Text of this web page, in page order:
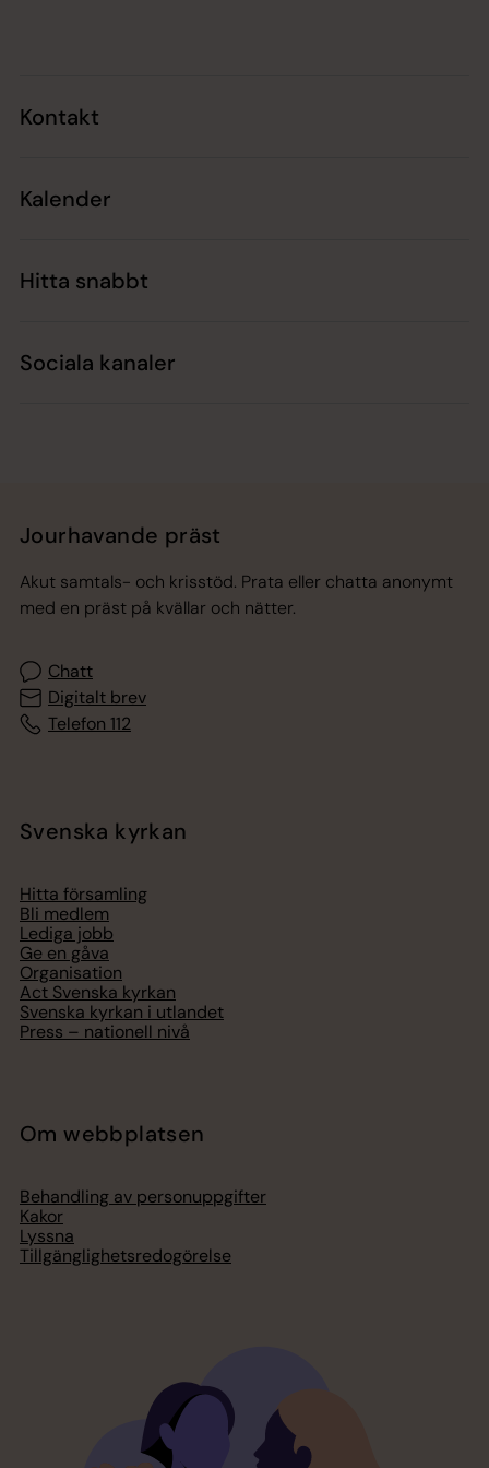
Kontakt
Kalender
Hitta snabbt
Sociala kanaler
Jourhavande präst
Akut samtals- och krisstöd. Prata eller chatta anonymt
med en präst på kvällar och nätter.
Chatt
Digitalt brev
Telefon 112
Svenska kyrkan
Hitta församling
Bli medlem
Lediga jobb
Ge en gåva
Organisation
Act Svenska kyrkan
Svenska kyrkan i utlandet
Press – nationell nivå
Om webbplatsen
Behandling av personuppgifter
Kakor
Lyssna
Tillgänglighetsredogörelse